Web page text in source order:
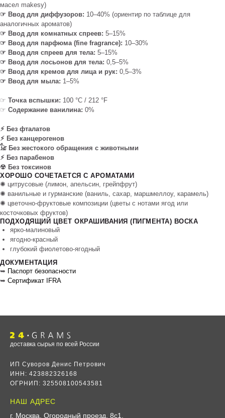
масел makesy)​
☞ Ввод для диффузоров: 10–40% (ориентир по таблице для
аналогичных ароматов)​
☞ Ввод для комнатных спреев: 5–15%​
☞ Ввод для парфюма (fine fragrance): 10–30%​
☞ Ввод для спреев для тела: 5–15%​
☞ Ввод для лосьонов для тела: 0,5–5%​
☞ Ввод для кремов для лица и рук: 0,5–3%​
☞ Ввод для мыла: 1–5%​
☞ Точка вспышки: 100 °C / 212 °F
☞ Содержание ванилина: 0%
⚡︎ Без фталатов
⚡︎ Без канцерогенов
𓃠 Без жестокого обращения с животными
⚡︎ Без парабенов
☢ Без токсинов
ХОРОШО СОЧЕТАЕТСЯ С АРОМАТАМИ
✺ цитрусовые (лимон, апельсин, грейпфрут)​
✺ ванильные и гурманские (ваниль, сахар, маршмеллоу, карамель)​
✺ цветочно‑фруктовые композиции (цветы с нотами ягод или
косточковых фруктов)
ПОДХОДЯЩИЙ ЦВЕТ ОКРАШИВАНИЯ (ПИГМЕНТА) ВОСКА
ярко‑малиновый
ягодно‑красный
глубокий фиолетово‑ягодный
ДОКУМЕНТАЦИЯ
➥ Паспорт безопасности
➥ Сертификат IFRA
НАШ АДРЕС
г. Москва, Огородный проезд, 8с1.
доставка сырья по всей России
ИП Суворов Денис Петрович
ИНН: 423882326168
ОГРНИП: 325508100543581